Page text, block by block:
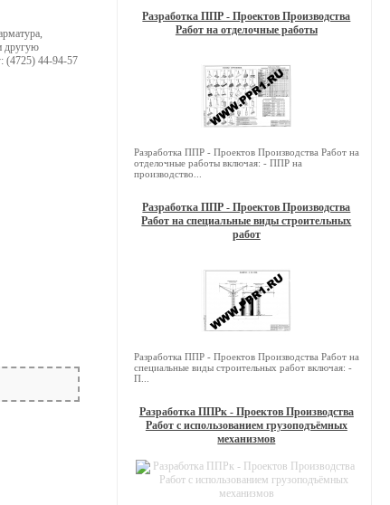
другую
(4725) 44-94-57
Разработка ППР - Проектов Производства
Работ на отделочные работы
Разработка ППР - Проектов Производства Работ на
отделочные работы включая: - ППР на
производство...
Разработка ППР - Проектов Производства
Работ на специальные виды строительных
работ
Разработка ППР - Проектов Производства Работ на
специальные виды строительных работ включая: -
П...
Разработка ППРк - Проектов Производства
Работ с использованием грузоподъёмных
механизмов